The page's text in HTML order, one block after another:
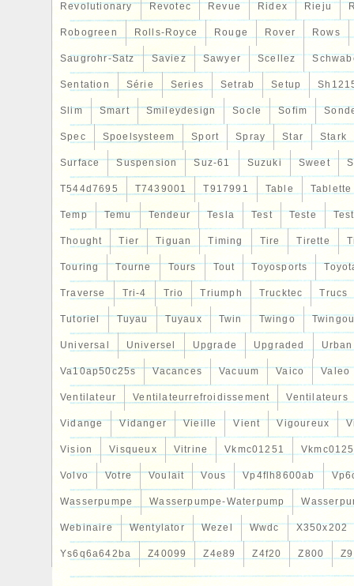
Revolutionary Revotec Revue Ridex Rieju
Robogreen Rolls-Royce Rouge Rover Rows
Saugrohr-Satz Saviez Sawyer Scellez
Sentation Série Series Setrab Setup
Slim Smart Smileydesign Socle Sofim
Spec Spoelsysteem Sport Spray Star Stark
Surface Suspension Suz-61 Suzuki Sweet
T544d7695 T7439001 T917991 Table Tablette
Temp Temu Tendeur Tesla Test Teste
Thought Tier Tiguan Timing Tire Tirette
Touring Tourne Tours Tout Toyosports
Traverse Tri-4 Trio Triumph Trucktec Trucs
Tutoriel Tuyau Tuyaux Twin Twingo
Universal Universel Upgrade Upgraded Urban
Va10ap50c25s Vacances Vacuum Vaico Valeo
Ventilateur Ventilateurrefroidissement Ventilateurs
Vidange Vidanger Vieille Vient Vigoureux
Vision Visqueux Vitrine Vkmc01251
Volvo Votre Voulait Vous Vp4flh8600ab
Wasserpumpe Wasserpumpe-Waterpump
Webinaire Wentylator Wezel Wwdc X350x202
Ys6q6a642ba Z40099 Z4e89 Z4f20 Z800